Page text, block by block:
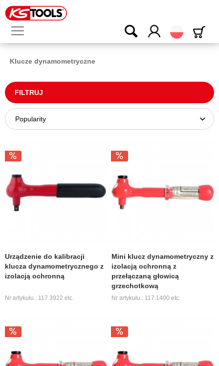
Polski
Klucze dynamometryczne
FILTRUJ
Urządzenie do kalibracji
klucza dynamometrycznego z
izolacją ochronną
Nr artykułu.: 117.3922 etc.
Mini klucz dynamometryczny z
izolacją ochronną z
przełączaną głowicą
grzechotkową
Nr artykułu.: 117.1400 etc.